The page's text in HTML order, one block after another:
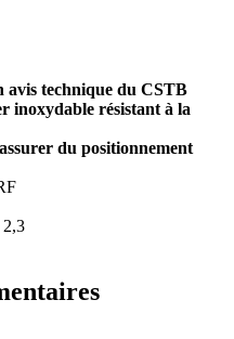
avis technique du CSTB
inoxydable résistant à la
du positionnement
2,3